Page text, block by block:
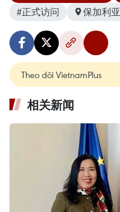
#正式访问
保加利亚
Theo dõi VietnamPlus
相关新闻